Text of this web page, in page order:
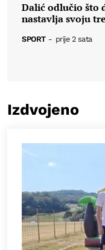
Dalić odlučio što
nastavlja svoju
SPORT - prije 2 sata
Izdvojeno